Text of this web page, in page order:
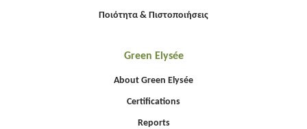
Ποιότητα & Πιστοποιήσεις
Green Elysée
About Green Elysée
Certifications
Reports